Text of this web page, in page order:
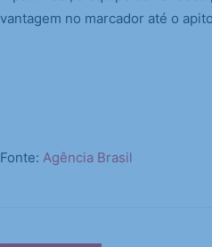
vantagem no marcador até o
Fonte: Agência Brasil